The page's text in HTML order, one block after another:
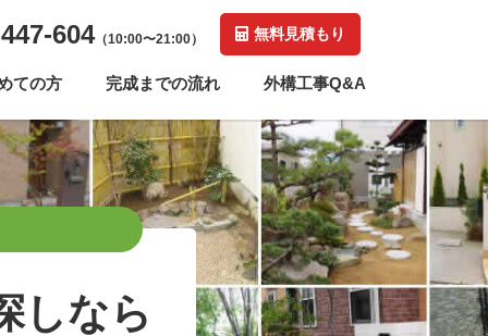
604（10:00〜21:00） 無料見積もり
ての方 完成までの流れ 外構工事Q&A
しなら